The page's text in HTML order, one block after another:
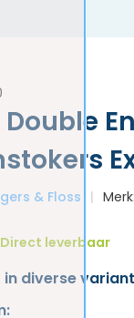
& Floss Merk:
Direct leverbaar
diverse